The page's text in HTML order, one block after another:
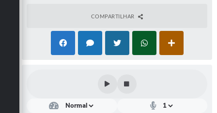
Diário Oficial
COMPARTILHAR